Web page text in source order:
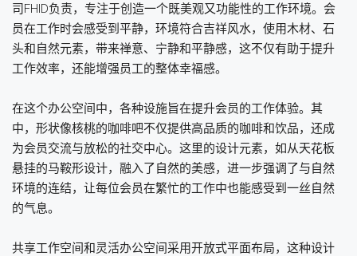
司FHID负责，专注于创造一个既美观又功能性的工作环境。会
员在工作时会感受到平静，环境符合吉祥风水，使用木材、石
头和自然元素，带来禅意、宁静和平静感，这不仅有助于提升
工作效率，还能增强员工的整体幸福感。
在这个办公空间中，各种设施旨在提升会员的工作体验。其
中，形状像核桃的咖啡吧不仅提供高品质的咖啡和饮品，还成
为会员交流与放松的社交中心。这里的设计元素，如从天花板
悬挂的马鞍形设计，融入了自然的美感，进一步强调了与自然
环境的连结，让每位会员在繁忙的工作中也能感受到一丝自然
的气息。
共享工作空间和灵活办公空间采用开放式平面布局，这种设计